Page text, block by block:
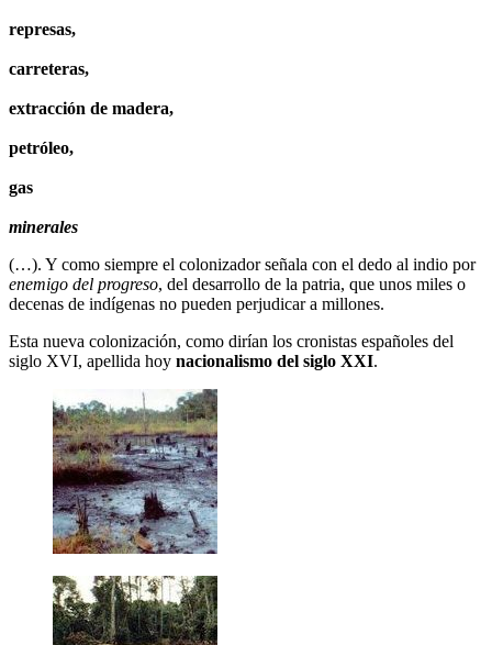
represas,
carreteras,
extracción de madera,
petróleo,
gas
minerales
(…). Y como siempre el colonizador señala con el dedo al indio por
enemigo del progreso, del desarrollo de la patria, que unos miles o
decenas de indígenas no pueden perjudicar a millones.
Esta nueva colonización, como dirían los cronistas españoles del
siglo XVI, apellida hoy nacionalismo del siglo XXI.